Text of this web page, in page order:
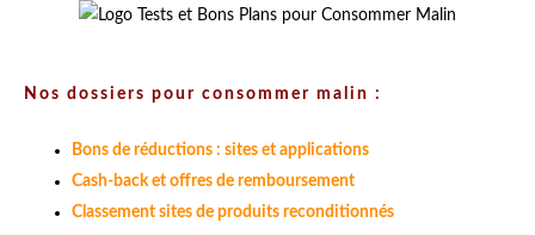
Nos dossiers pour consommer malin :
Bons de réductions : sites et applications
Cash-back et offres de remboursement
Classement sites de produits reconditionnés